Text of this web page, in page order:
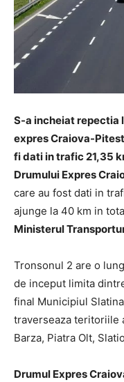
S-a incheiat repectia
expres Craiova-
fi dati in trafic 21,35
Drumului Expres
care au fost dati in
ajunge la 40 km in
Ministerul
Tronsonul 2 are o
de inceput limita
final Municipiul
traverseaza teritoriile
Barza, Piatra Olt,
Drumul Expres